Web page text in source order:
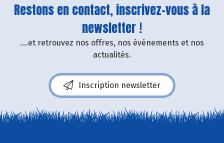
Restons en contact, inscrivez-vous à la
newsletter !
....et retrouvez nos offres, nos événements et nos
actualités.
Inscription newsletter